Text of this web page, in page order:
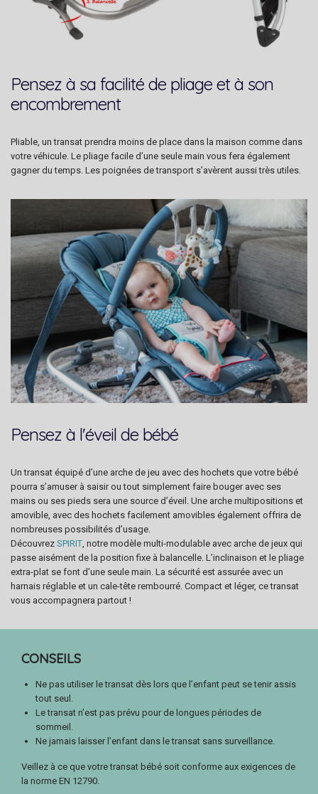
Pensez à sa facilité de pliage et à son
encombrement
Pliable, un transat prendra moins de place dans la maison comme dans
votre véhicule. Le pliage facile d’une seule main vous fera également
gagner du temps. Les poignées de transport s’avèrent aussi très utiles.
Pensez à l'éveil de bébé
Un transat équipé d’une arche de jeu avec des hochets que votre bébé
pourra s’amuser à saisir ou tout simplement faire bouger avec ses
mains ou ses pieds sera une source d’éveil. Une arche multipositions et
amovible, avec des hochets facilement amovibles également offrira de
nombreuses possibilités d’usage.
Découvrez SPIRIT , notre modèle multi-modulable avec arche de jeux qui
passe aisément de la position fixe à balancelle. L’inclinaison et le pliage
extra-plat se font d’une seule main. La sécurité est assurée avec un
harnais réglable et un cale-tête rembourré. Compact et léger, ce transat
vous accompagnera partout !
CONSEILS
Ne pas utiliser le transat dès lors que l’enfant peut se tenir assis
tout seul.
Le transat n’est pas prévu pour de longues périodes de
sommeil.
Ne jamais laisser l’enfant dans le transat sans surveillance.
Veillez à ce que votre transat bébé soit conforme aux exigences de
la norme EN 12790.